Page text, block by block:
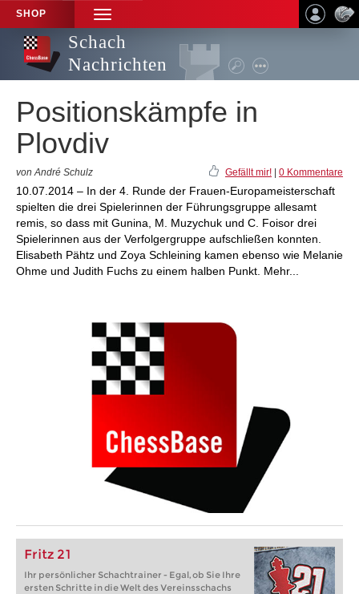
SHOP
TOGGLE
NAVIGATION
Schach
Nachrichten
Positionskämpfe in
Plovdiv
von André Schulz Gefällt mir! 0 Kommentare
10.07.2014 – In der 4. Runde der Frauen-Europameisterschaft
spielten die drei Spielerinnen der Führungsgruppe allesamt
remis, so dass mit Gunina, M. Muzychuk und C. Foisor drei
Spielerinnen aus der Verfolgergruppe aufschließen konnten.
Elisabeth Pähtz und Zoya Schleining kamen ebenso wie Melanie
Ohme und Judith Fuchs zu einem halben Punkt. Mehr...
Fritz 21
Ihr persönlicher Schachtrainer - Egal, ob Sie Ihre
ersten Schritte in die Welt des Vereinsschachs